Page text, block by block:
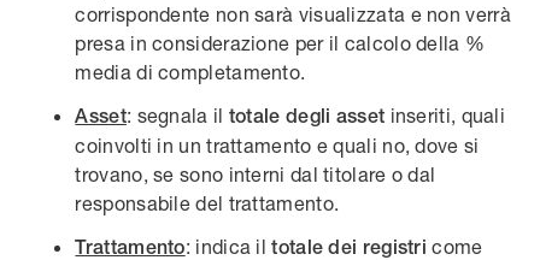
corrispondente non sarà visualizzata e non verrà
presa in considerazione per il calcolo della %
media di completamento.
Asset: segnala il totale degli asset inseriti, quali
coinvolti in un trattamento e quali no, dove si
trovano, se sono interni dal titolare o dal
responsabile del trattamento.
Trattamento: indica iltotale dei registri come